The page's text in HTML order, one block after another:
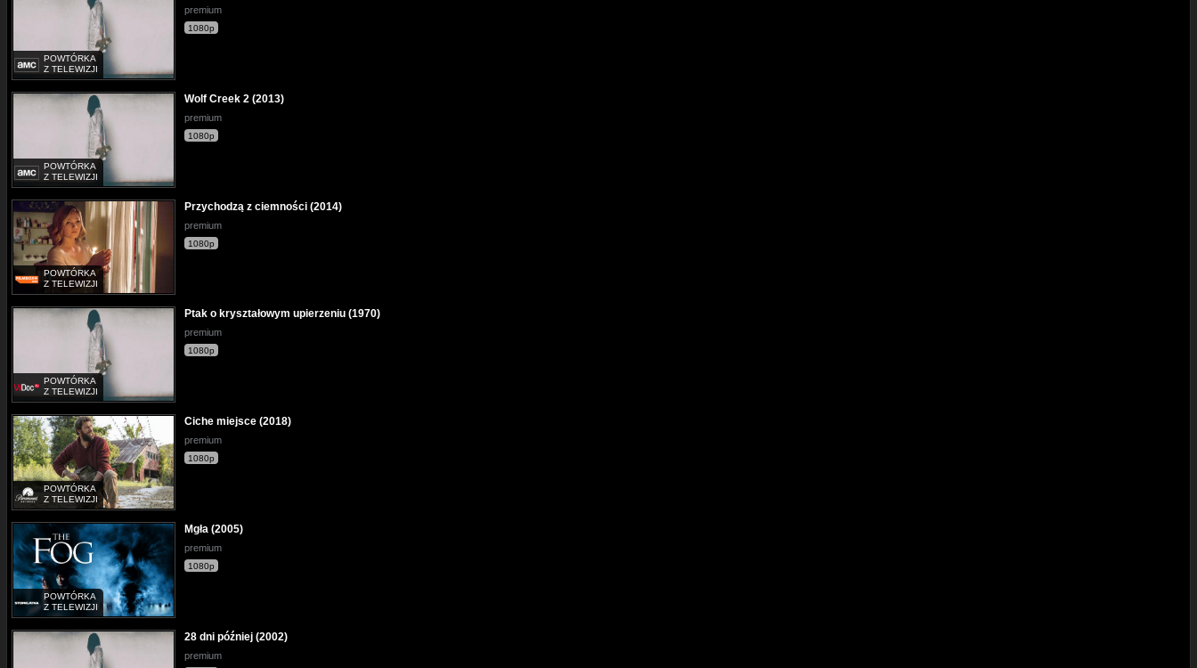
POWTÓRKA
Z TELEWIZJI
premium
1080p
POWTÓRKA
Z TELEWIZJI
Wolf Creek 2 (2013)
premium
1080p
POWTÓRKA
Z TELEWIZJI
Przychodzą z ciemności (2014)
premium
1080p
POWTÓRKA
Z TELEWIZJI
Ptak o kryształowym upierzeniu (1970)
premium
1080p
POWTÓRKA
Z TELEWIZJI
Ciche miejsce (2018)
premium
1080p
POWTÓRKA
Z TELEWIZJI
Mgła (2005)
premium
1080p
28 dni później (2002)
premium